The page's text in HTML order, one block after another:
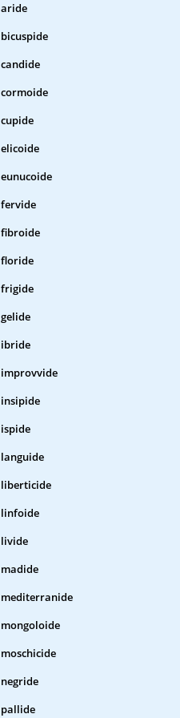
aride
bicuspide
candide
cormoide
cupide
elicoide
eunucoide
fervide
fibroide
floride
frigide
gelide
ibride
improvvide
insipide
ispide
languide
liberticide
linfoide
livide
madide
mediterranide
mongoloide
moschicide
negride
pallide